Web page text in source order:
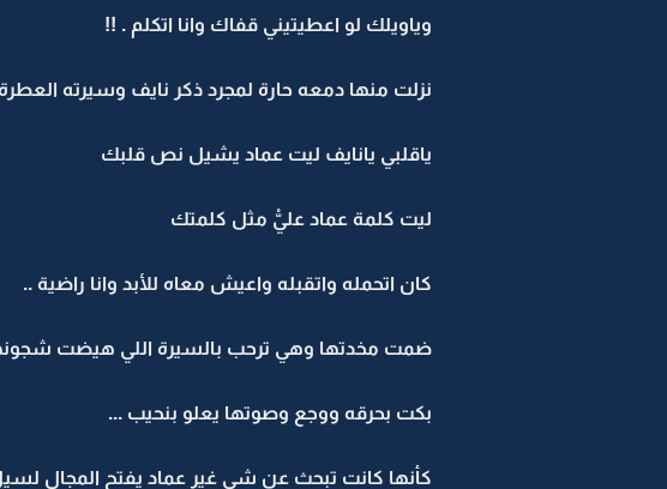
وياويلك لو اعطيتيني قفاك وانا اتكلم . !!
نزلت منها دمعه حارة لمجرد ذكر نايف وسيرته العطرة
ياقلبي يانايف ليت عماد يشيل نص قلبك
ليت كلمة عماد عليّْ مثل كلمتك
كان اتحمله واتقبله واعيش معاه للأبد وانا راضية ..
ضمت مخدتها وهي ترحب بالسيرة اللي هيضت
بكت بحرقه ووجع وصوتها يعلو بنحيب ...
كأنها كانت تبحث عن شي غير عماد يفتح المجال